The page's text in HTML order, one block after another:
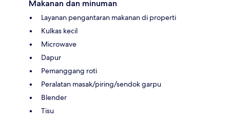
Makanan dan minuman
Layanan pengantaran makanan di properti
Kulkas kecil
Microwave
Dapur
Pemanggang roti
Peralatan masak/piring/sendok garpu
Blender
Tisu